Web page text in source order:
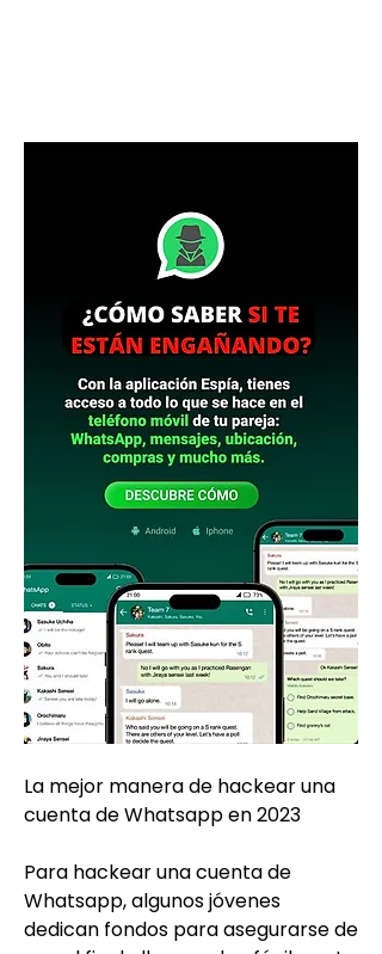
La mejor manera de hackear una
cuenta de Whatsapp en 2023
Para hackear una cuenta de
Whatsapp, algunos jóvenes
dedican fondos para asegurarse de